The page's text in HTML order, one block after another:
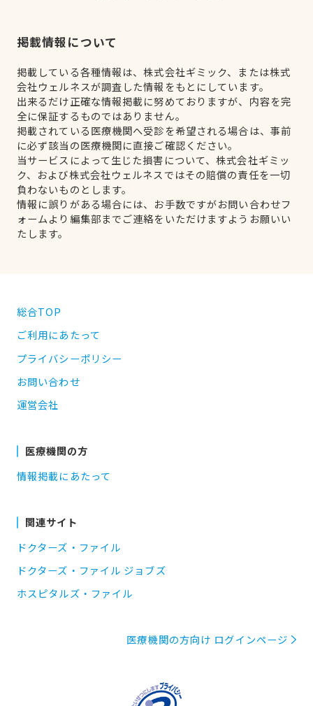
掲載情報について
掲載している各種情報は、株式会社ギミック、または株式
会社ウェルネスが調査した情報をもとにしています。
出来るだけ正確な情報掲載に努めておりますが、内容を完
全に保証するものではありません。
掲載されている医療機関へ受診を希望される場合は、事前
に必ず該当の医療機関に直接ご確認ください。
当サービスによって生じた損害について、株式会社ギミッ
ク、および株式会社ウェルネスではその賠償の責任を一切
負わないものとします。
情報に誤りがある場合には、お手数ですがお問い合わせフ
ォームより編集部までご連絡をいただけますようお願いい
たします。
総合TOP
ご利用にあたって
プライバシーポリシー
お問い合わせ
運営会社
医療機関の方
情報掲載にあたって
関連サイト
ドクターズ・ファイル
ドクターズ・ファイル ジョブズ
ホスピタルズ・ファイル
医療機関の方向け ログインページ